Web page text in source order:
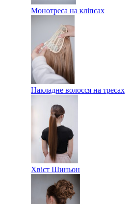
Монотреса на кліпсах
Накладне волосся на тресах
Хвіст Шиньон